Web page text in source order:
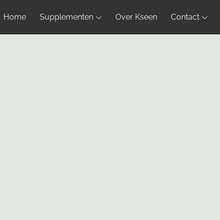
Home Supplementen Over Kseen Contact